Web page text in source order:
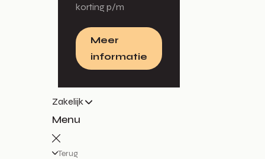
korting p/m
Meer
informatie
Zakelijk
Menu
Terug